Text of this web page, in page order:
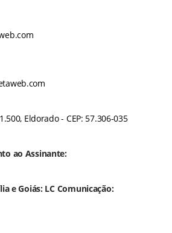
Eldorado - CEP: 57.306-035
ao Assinante:
e Goiás: LC Comunicação: